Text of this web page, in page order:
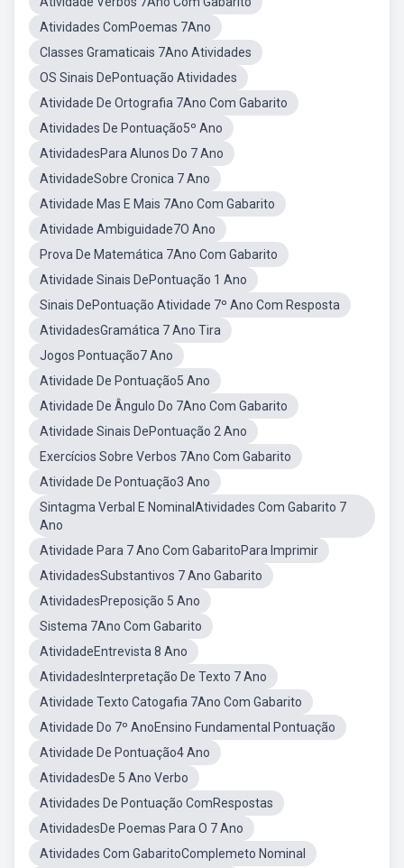
Atividades ComPoemas 7Ano
Classes Gramaticais 7Ano Atividades
OS Sinais DePontuação Atividades
Atividade De Ortografia 7Ano Com Gabarito
Atividades De Pontuação5º Ano
AtividadesPara Alunos Do 7 Ano
AtividadeSobre Cronica 7 Ano
Atividade Mas E Mais 7Ano Com Gabarito
Atividade Ambiguidade7O Ano
Prova De Matemática 7Ano Com Gabarito
Atividade Sinais DePontuação 1 Ano
Sinais DePontuação Atividade 7º Ano Com Resposta
AtividadesGramática 7 Ano Tira
Jogos Pontuação7 Ano
Atividade De Pontuação5 Ano
Atividade De Ângulo Do 7Ano Com Gabarito
Atividade Sinais DePontuação 2 Ano
Exercícios Sobre Verbos 7Ano Com Gabarito
Atividade De Pontuação3 Ano
Sintagma Verbal E NominalAtividades Com Gabarito 7
Ano
Atividade Para 7 Ano Com GabaritoPara Imprimir
AtividadesSubstantivos 7 Ano Gabarito
AtividadesPreposição 5 Ano
Sistema 7Ano Com Gabarito
AtividadeEntrevista 8 Ano
AtividadesInterpretação De Texto 7 Ano
Atividade Texto Catogafia 7Ano Com Gabarito
Atividade Do 7º AnoEnsino Fundamental Pontuação
Atividade De Pontuação4 Ano
AtividadesDe 5 Ano Verbo
Atividades De Pontuação ComRespostas
AtividadesDe Poemas Para O 7 Ano
Atividades Com GabaritoComplemeto Nominal